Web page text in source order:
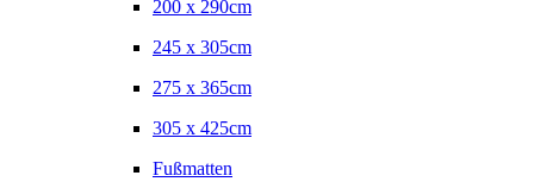
200 x 290cm
245 x 305cm
275 x 365cm
305 x 425cm
Fußmatten